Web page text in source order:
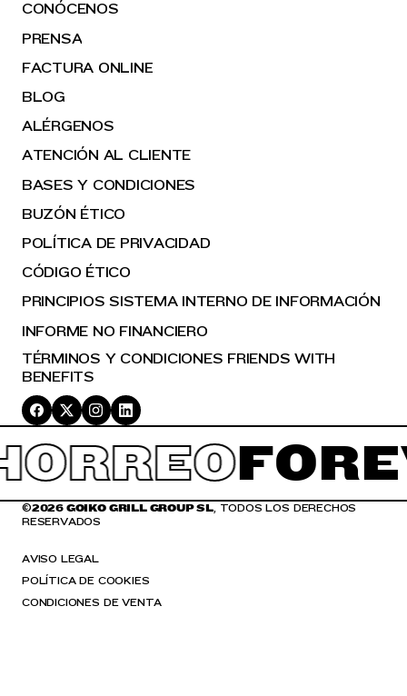
CONÓCENOS
PRENSA
FACTURA ONLINE
BLOG
ALÉRGENOS
ATENCIÓN AL CLIENTE
BASES Y CONDICIONES
BUZÓN ÉTICO
POLÍTICA DE PRIVACIDAD
CÓDIGO ÉTICO
PRINCIPIOS SISTEMA INTERNO DE INFORMACIÓN
INFORME NO FINANCIERO
TÉRMINOS Y CONDICIONES FRIENDS WITH
BENEFITS
©2026 GOIKO GRILL GROUP SL , TODOS LOS DERECHOS
RESERVADOS
AVISO LEGAL
POLÍTICA DE COOKIES
CONDICIONES DE VENTA